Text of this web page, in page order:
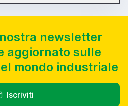
newsletter
aggiornato sulle
mondo industriale
Iscriviti